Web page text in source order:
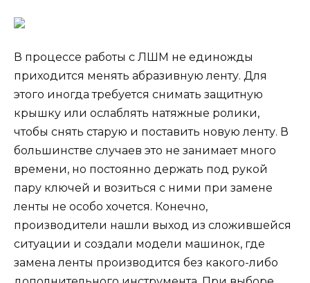
В процессе работы с ЛШМ не единожды
приходится менять абразивную ленту. Для
этого иногда требуется снимать защитную
крышку или ослаблять натяжные ролики,
чтобы снять старую и поставить новую ленту. В
большинстве случаев это не занимает много
времени, но постоянно держать под рукой
пару ключей и возиться с ними при замене
ленты не особо хочется. Конечно,
производители нашли выход из сложившейся
ситуации и создали модели машинок, где
замена ленты производится без какого-либо